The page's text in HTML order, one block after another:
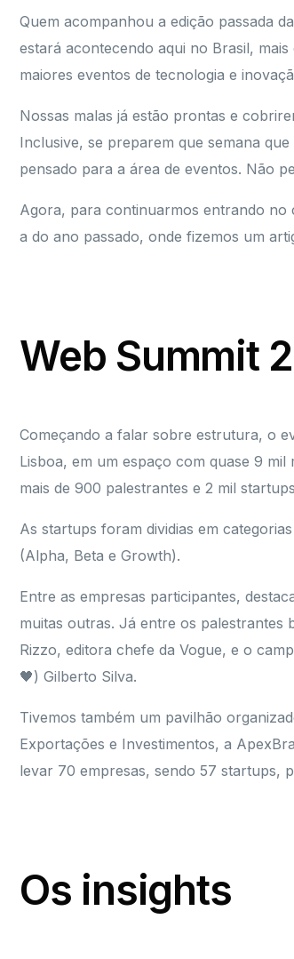
Quem acompanhou a edição passada
estará acontecendo aqui no Brasil,
maiores eventos de tecnologia e
Nossas malas já estão prontas e
Inclusive, se preparem que semana
pensado para a área de eventos. Não
Agora, para continuarmos entrando no
a do ano passado, onde fizemos um
Web Summit
Começando a falar sobre estrutura, o
Lisboa, em um espaço com quase 9
mais de 900 palestrantes e 2 mil
As startups foram dividias em
(Alpha, Beta e Growth).
Entre as empresas participantes,
muitas outras. Já entre os palestrantes
Rizzo, editora chefe da Vogue, e o
🖤) Gilberto Silva.
Tivemos também um pavilhão
Exportações e Investimentos, a
levar 70 empresas, sendo 57 startups,
Os insights